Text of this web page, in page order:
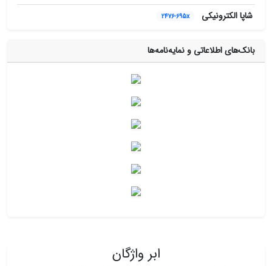
شاپا الکترونیکی 2476-695x
بانک‌های اطلاعاتی و نمایه‌نامه‌ها
ابر واژگان